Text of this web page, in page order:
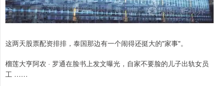
这两天股票配资排排，泰国那边有一个闹得还挺大的"家事"。
榴莲大亨阿农 · 罗通在脸书上发文曝光，自家不要脸的儿子出轨女员
工 ……